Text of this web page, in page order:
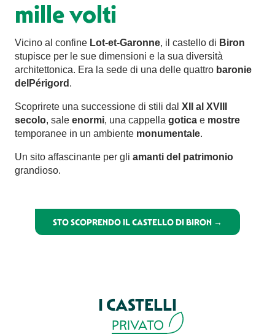
mille volti
Vicino al confine Lot-et-Garonne, il castello di Biron
stupisce per le sue dimensioni e la sua diversità
architettonica. Era la sede di una delle quattro baronie
del Périgord .
Scoprirete una successione di stili dal XII al XVIII
secolo, sale enormi, una cappella gotica e mostre
temporanee in un ambiente monumentale.
Un sito affascinante per gli amanti del patrimonio
grandioso.
STO SCOPRENDO IL CASTELLO DI BIRON →
I CASTELLI
PRIVATO